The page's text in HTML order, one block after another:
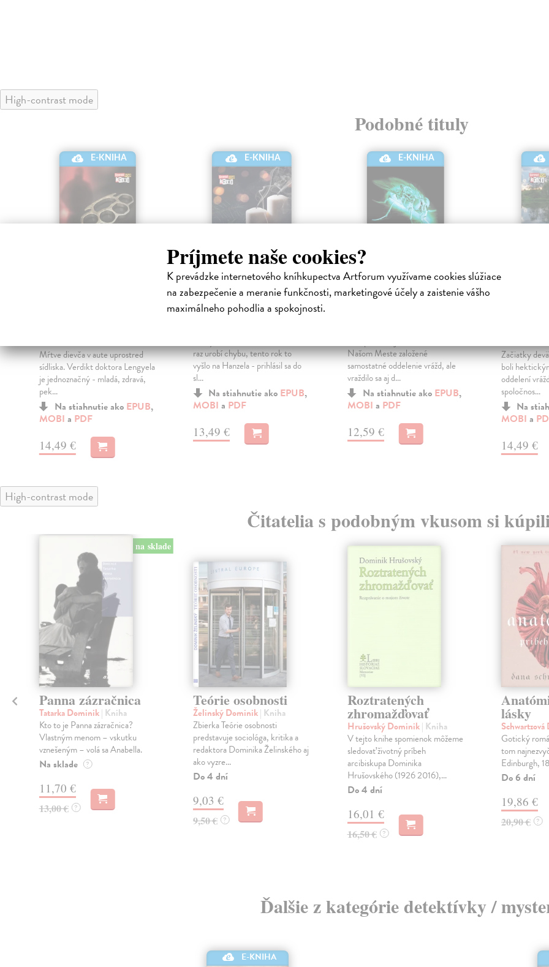
Príjmete naše cookies?
K prevádzke internetového kníhkupectva Artforum využívame cookies slúžiace
na zabezpečenie a meranie funkčnosti, marketingové účely a zaistenie vášho
maximálneho pohodlia a spokojnosti.
High-contrast mode
Podobné tituly
E-KNIHA
Mŕtve dievča v aute uprostred
sídliska. Verdikt doktora Lengyela
je jednoznačný - mladá, zdravá,
pek...
Na stiahnutie ako EPUB,
MOBI a PDF
14,49 €
E-KNIHA
Vianočná nádielka
Dán Dominik
| Elektronická
raz urobí chybu, tento rok to
vyšlo na Hanzela - prihlásil sa do
sl...
Na stiahnutie ako EPUB,
MOBI a PDF
13,49 €
E-KNIHA
Mucha
Našom Meste založené
samostatné oddelenie vrážd, ale
vraždilo sa aj d...
Na stiahnutie ako EPUB,
MOBI a PDF
12,59 €
Smrť
Začiatky
boli
oddelení
spoločnos...
Na
MOBI a
14,49 €
High-contrast mode
Čitatelia s podobným vkusom si
na sklade
Panna zázračnica
Tatarka Dominik| Kniha
Kto to je Panna zázračnica?
Vlastným menom – vskutku
vznešeným – volá sa Anabella.
Na sklade ?
11,70 €
13,00 € ?
Teórie osobnosti
Želinský Dominik| Kniha
Zbierka Teórie osobnosti
predstavuje sociológa, kritika a
redaktora Dominika Želinského aj
ako vyzre...
Do 4 dní
9,03 €
9,50 € ?
Roztratených
zhromažďovať
Hrušovský Dominik| Kniha
V tejto knihe spomienok môžeme
sledovať životný príbeh
arcibiskupa Dominika
Hrušovského (1926 2016),...
Do 4 dní
16,01 €
16,50 € ?
lásky
Schwartzová
Gotický
tom
Edinburgh,
Do 6 dní
19,86 €
20,90 € ?
Ďalšie z kategórie detektívky /
E-KNIHA